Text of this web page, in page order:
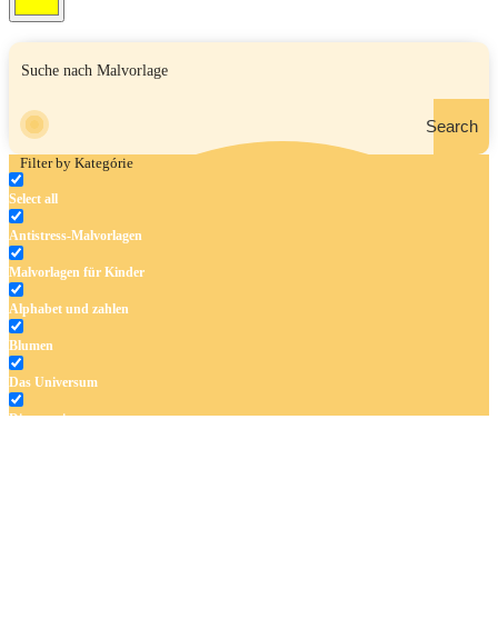
Search
Filter by Kategórie
Select all
Antistress-Malvorlagen
Malvorlagen für Kinder
Alphabet und zahlen
Blumen
Das Universum
Dinosaurier